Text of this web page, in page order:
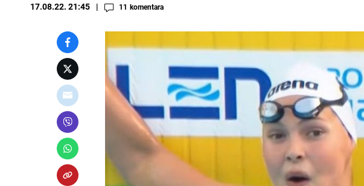
17.08.22. 21:45 11 komentara